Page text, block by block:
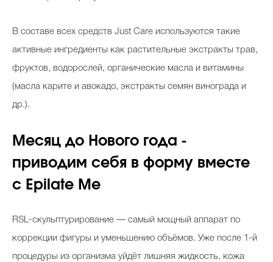
В составе всех средств Just Care используются такие
активные ингредиенты как растительные экстракты трав,
фруктов, водорослей, органические масла и витамины
(масла карите и авокадо, экстракты семян винограда и
др.).
Месяц до Нового года -
приводим себя в форму вместе
с Epilate Me
RSL-скульптурирование — самый мощный аппарат по
коррекции фигуры и уменьшению объёмов. Уже после 1-й
процедуры из организма уйдёт лишняя жидкость, кожа